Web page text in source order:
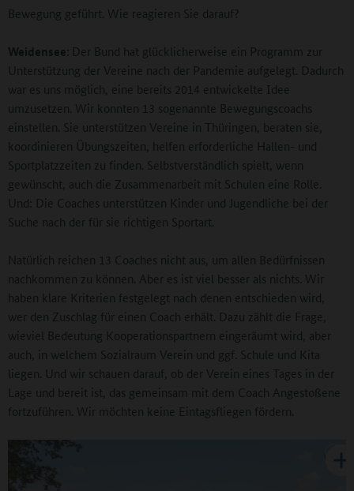
Bewegung geführt. Wie reagieren Sie darauf?
Weidensee: Der Bund hat glücklicherweise ein Programm zur
Unterstützung der Vereine nach der Pandemie aufgelegt. Dadurch
war es uns möglich, eine bereits 2014 entwickelte Idee
umzusetzen. Wir konnten 13 sogenannte Bewegungscoachs
einstellen. Sie unterstützen Vereine in Thüringen, beraten sie,
koordinieren Übungszeiten, helfen erforderliche Hallen- und
Sportplatzzeiten zu finden. Selbstverständlich spielt, wenn
gewünscht, auch die Zusammenarbeit mit Schulen eine Rolle.
Und: Die Coaches unterstützen Kinder und Jugendliche bei der
Suche nach der für sie richtigen Sportart.
Natürlich reichen 13 Coaches nicht aus, um allen Bedürfnissen
nachkommen zu können. Aber es ist viel besser als nichts. Wir
haben klare Kriterien festgelegt nach denen entschieden wird,
wer den Zuschlag für einen Coach erhält. Dazu zählt die Frage,
wieviel Bedeutung Kooperationspartnern eingeräumt wird, aber
auch, in welchem Sozialraum Verein und ggf. Schule und Kita
liegen. Und wir schauen darauf, ob der Verein eines Tages in der
Lage und bereit ist, das gemeinsam mit dem Coach Angestoßene
fortzuführen. Wir möchten keine Eintagsfliegen fördern.